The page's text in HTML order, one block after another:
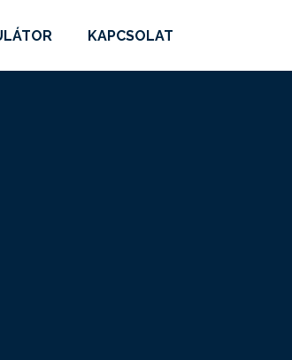
KAPCSOLAT